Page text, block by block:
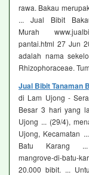
rawa. Bakau
... Jual Bibit
Murah
pantai.html 27 Jun
adalah nama
Rhizophoraceae.
Jual Bibit Tanaman
di Lam Ujong -
Besar 3 hari yang
Ujong ... (29/4),
Ujong, Kecamatan
Batu Karang ...
mangrove-di-batu-
20.000 bibit. ...